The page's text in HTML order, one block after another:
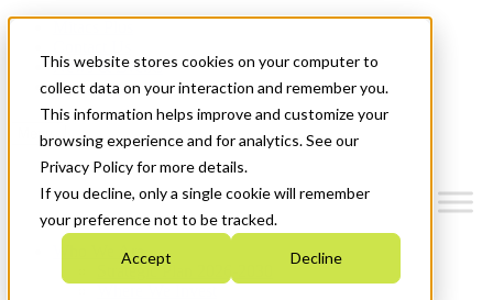
This website stores cookies on your computer to
collect data on your interaction and remember you.
This information helps improve and customize your
browsing experience and for analytics. See our
Privacy Policy for more details.
If you decline, only a single cookie will remember
your preference not to be tracked.
Accept Decline
News & Events
Get Started
Menu
Who We Are
Strategic Plan 2026-2030